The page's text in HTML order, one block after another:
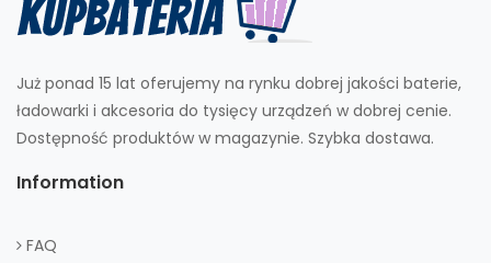
Już ponad 15 lat oferujemy na rynku dobrej jakości baterie,
ładowarki i akcesoria do tysięcy urządzeń w dobrej cenie.
Dostępność produktów w magazynie. Szybka dostawa.
Information
FAQ